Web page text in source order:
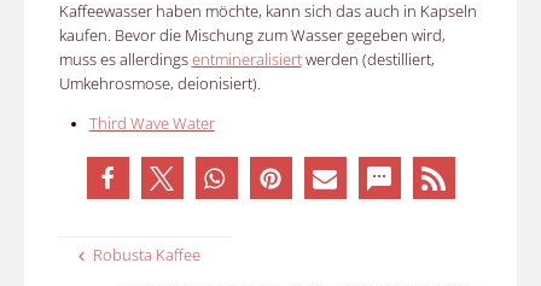
Kaffeewasser haben möchte, kann sich das auch in Kapseln
kaufen. Bevor die Mischung zum Wasser gegeben wird,
muss es allerdingsentmineralisiertwerden (destilliert,
Umkehrosmose, deionisiert).
Third Wave Water
Robusta Kaffee